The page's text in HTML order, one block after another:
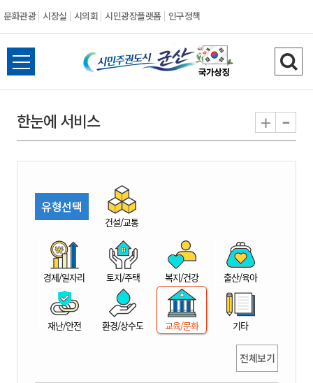
문화관광 시장실 시의회 시민광장플랫폼 인구정책
시
민
권
시
산
전
체
뉴
열
검
색
기
한눈에 서비스 + -
유형선택
건설/교통
경제/일자리 토지/주택 복지/건강 출산/육아
재난/안전 환경/상수도 교육/문화 기타
전체보기